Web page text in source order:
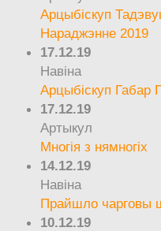
Арцыбіскуп
Нараджэнне 2019
17.12.19
Навіна
Арцыбіскуп Габар
17.12.19
Артыкул
Многія з нямногіх
14.12.19
Навіна
Прайшло чарговы
10.12.19